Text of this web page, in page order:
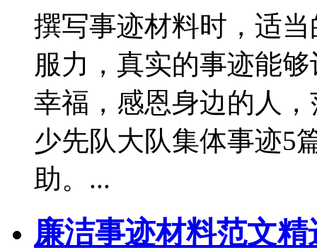
撰写事迹材料时，适
服力，真实的事迹能
幸福，感恩身边的人
少先队大队集体事迹5
助。...
廉洁事迹材料范文精